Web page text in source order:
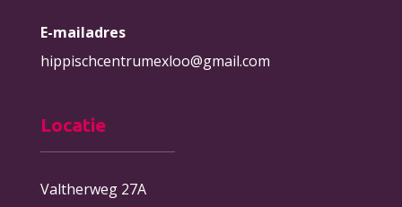
E-mailadres
hippischcentrumexloo@gmail.com
Locatie
Valtherweg 27A